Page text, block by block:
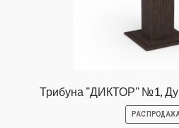
Трибуна "ДИКТОР" №1,